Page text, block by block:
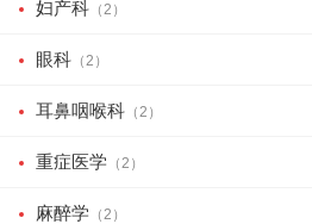
妇产科 （2）
眼科 （2）
耳鼻咽喉科 （2）
重症医学 （2）
麻醉学 （2）